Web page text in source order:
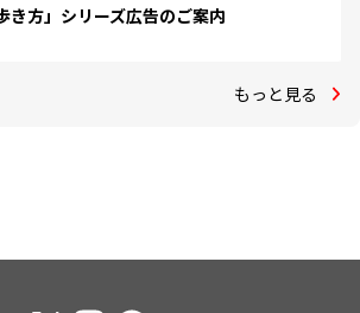
き方」シリーズ広告のご案内
もっと見る